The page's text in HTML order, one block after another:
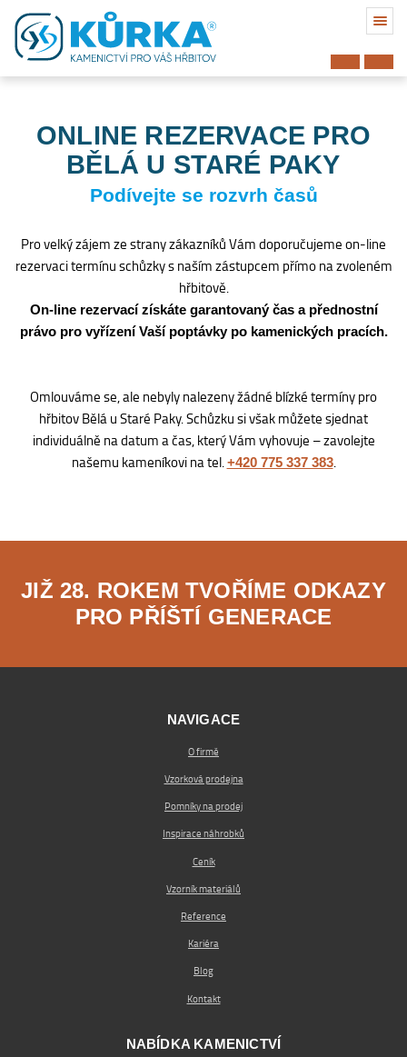
ONLINE REZERVACE PRO
BĚLÁ U STARÉ PAKY
Podívejte se rozvrh časů
Pro velký zájem ze strany zákazníků Vám doporučujeme on-line
rezervaci termínu schůzky s naším zástupcem přímo na zvoleném
hřbitově.
On-line rezervací získáte garantovaný čas a přednostní
právo pro vyřízení Vaší poptávky po kamenických pracích.
Omlouváme se, ale nebyly nalezeny žádné blízké termíny pro
hřbitov Bělá u Staré Paky. Schůzku si však můžete sjednat
individuálně na datum a čas, který Vám vyhovuje – zavolejte
našemu kameníkovi na tel.+420 775 337 383.
JIŽ 28. ROKEM TVOŘÍME ODKAZY
PRO PŘÍŠTÍ GENERACE
NAVIGACE
O firmě
Vzorková prodejna
Pomníky na prodej
Inspirace náhrobků
Ceník
Vzorník materiálů
Reference
Kariéra
Blog
Kontakt
NABÍDKA KAMENICTVÍ